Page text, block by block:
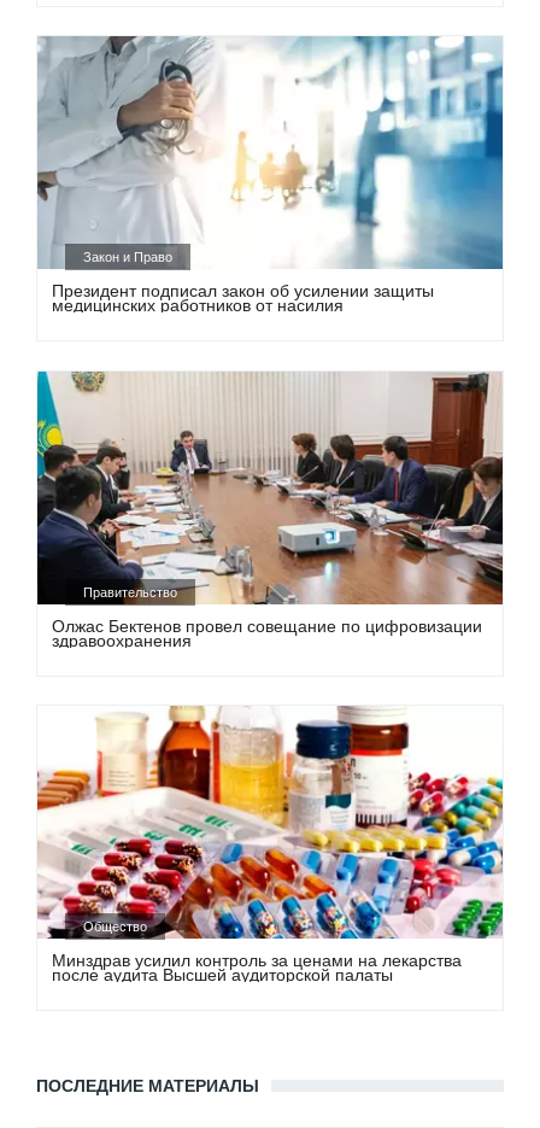
Закон и Право
Президент подписал закон об усилении защиты
медицинских работников от насилия
Правительство
Олжас Бектенов провел совещание по цифровизации
здравоохранения
Общество
Минздрав усилил контроль за ценами на лекарства
после аудита Высшей аудиторской палаты
ПОСЛЕДНИЕ МАТЕРИАЛЫ